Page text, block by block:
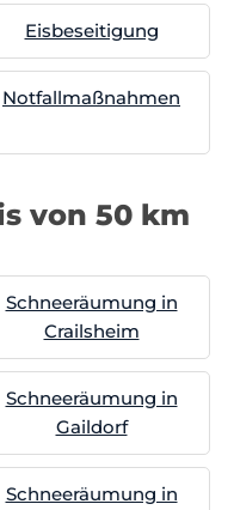
Eisbeseitigung
Notfallmaßnahmen
von 50 km
Schneeräumung in
Crailsheim
Schneeräumung in
Gaildorf
Schneeräumung in